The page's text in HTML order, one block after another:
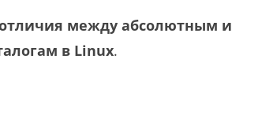
между абсолютным и
в Linux.